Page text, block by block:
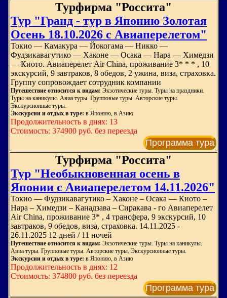
Турфирма "Россита"
Тур "Гранд - тур в Японию Золотая
Осень 18.10.2026 с Авиаперелетом"
Токио — Камакура — Йокогама — Никко —
Фудзикавагутико — Хаконе — Осака — Нара — Химедзи
— Киото. Авиаперелет Air China, проживание 3* * * , 10
экскурсий, 9 завтраков, 8 обедов, 2 ужина, виза, страховка.
Группу сопровождает сотрудник компании
Путешествие относится к видам: Экзотические туры. Туры на праздники.
Туры на каникулы. Авиа туры. Групповые туры. Авторские туры.
Экскурсионные туры.
Экскурсии и отдых в туре: в Японию, в Азию
Продолжительность в днях: 13
Стоимость: 374900 руб. без переезда
Программа тура
Турфирма "Россита"
Тур "Необыкновенная осень в
Японии с Авиаперелетом 14.11.2026"
Токио — Фудзикавагутико – Хаконе – Осака — Киото –
Нара – Химедзи – Канадзава – Сиракава - го Авиаперелет
Air China, проживание 3* , 4 трансфера, 9 экскурсий, 10
завтраков, 9 обедов, виза, страховка. 14.11.2025 -
26.11.2025 12 дней / 11 ночей
Путешествие относится к видам: Экзотические туры. Туры на каникулы.
Авиа туры. Групповые туры. Авторские туры. Экскурсионные туры.
Экскурсии и отдых в туре: в Японию, в Азию
Продолжительность в днях: 12
Стоимость: 374800 руб. без переезда
Программа тура